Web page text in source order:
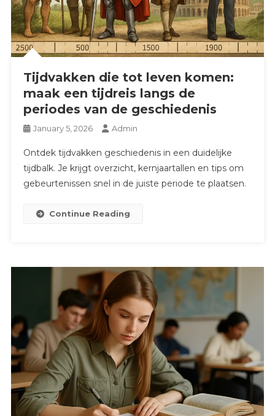
Tijdvakken die tot leven komen:
maak een tijdreis langs de
periodes van de geschiedenis
January 5, 2026 Admin
Ontdek tijdvakken geschiedenis in een duidelijke
tijdbalk. Je krijgt overzicht, kernjaartallen en tips om
gebeurtenissen snel in de juiste periode te plaatsen.
Continue Reading